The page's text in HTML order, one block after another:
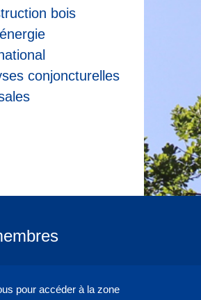
bois
conjoncturelles
pour accéder à la zone